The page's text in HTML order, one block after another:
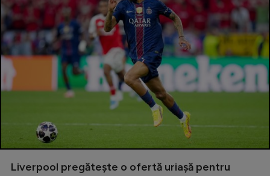
Liverpool pregătește o ofertă uriașă pentru